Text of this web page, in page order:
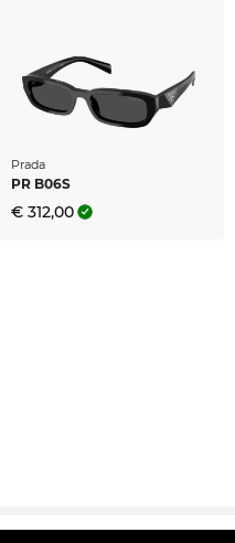
u de PR 17WS niet
Prada
PR B06S
€ 312,00